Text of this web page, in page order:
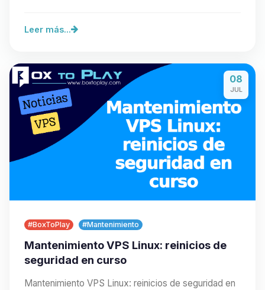
Leer más...
08
JUL
#BoxToPlay #Mantenimiento
Mantenimiento VPS Linux: reinicios de
seguridad en curso
Mantenimiento VPS Linux: reinicios de seguridad en